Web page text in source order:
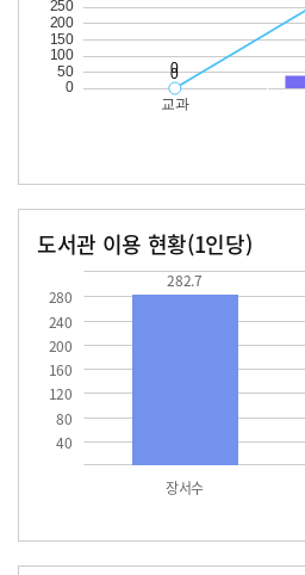
도서관 이용 현황(1인당)
40
80
120
160
200
240
280
장서수
282.7